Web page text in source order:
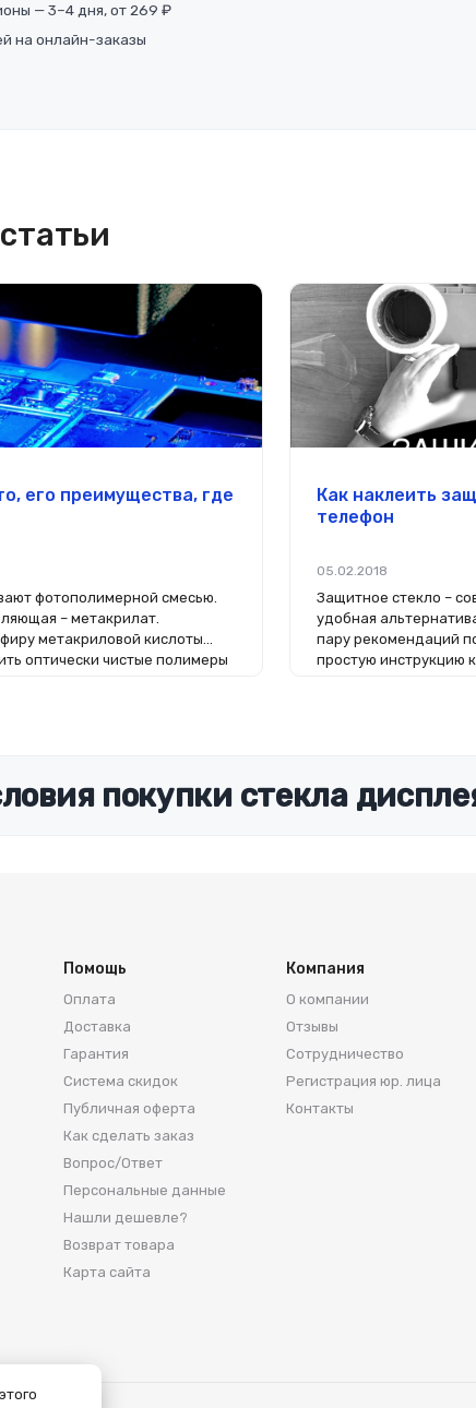
— 3–4 дня, от 269 ₽
на онлайн-заказы
его преимущества, где
фотополимерной смесью.
– метакрилат.
метакриловой кислоты
оптически чистые полимеры
Как наклеить
телефон
05.02.2018
Защитное стекло –
удобная
пару рекомендаций
простую инструкцию к
покупки стекла
Помощь
Оплата
Доставка
Гарантия
Система скидок
Публичная оферта
Как сделать заказ
Вопрос/Ответ
Персональные данные
Нашли дешевле?
Возврат товара
Карта сайта
Компания
О компании
Отзывы
Сотрудничество
Регистрация юр. лица
Контакты